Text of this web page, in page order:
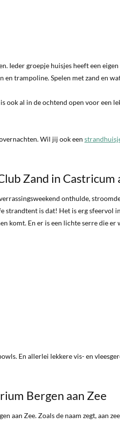
Ieder groepje huisjes heeft een
trampoline. Spelen met zand en
ook al in de ochtend open voor een
Wil jij ook een
Zand in Castricum
onthulde,
strandtent is dat! Het is erg sfeervol
komt. En er is een lichte serre die er
En allerlei lekkere vis- en
Bergen aan Zee
aan Zee. Zoals de naam zegt, aan